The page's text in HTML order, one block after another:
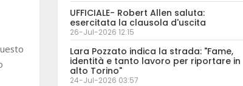
UFFICIALE- Robert Allen saluta:
esercitata la clausola d'uscita
26-Jul-2026 12:15
Lara Pozzato indica la strada: "Fame,
identità e tanto lavoro per riportare in
alto Torino"
24-Jul-2026 03:57